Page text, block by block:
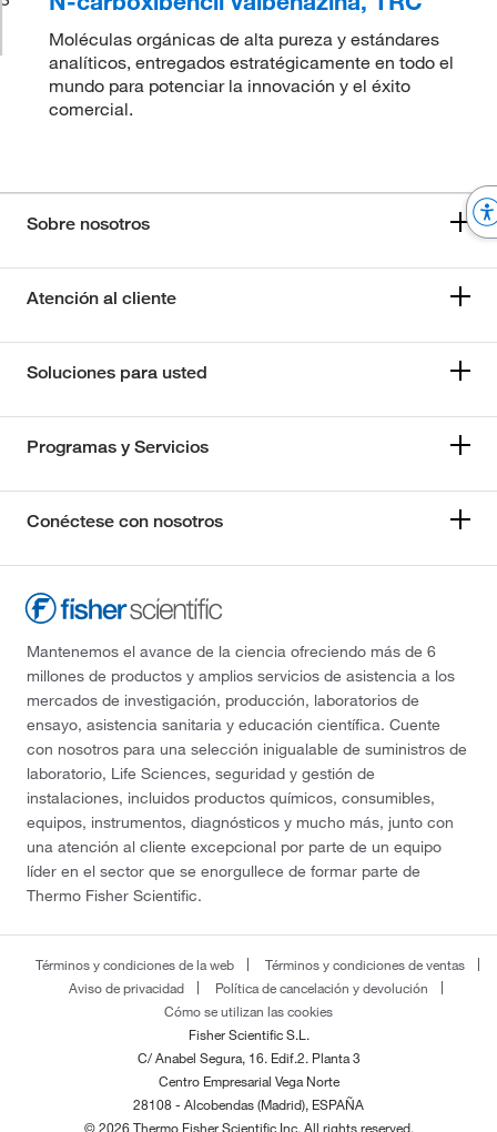
Moléculas orgánicas de alta pureza y estándares
analíticos, entregados estratégicamente en todo el
mundo para potenciar la innovación y el éxito
comercial.
Sobre nosotros
Atención al cliente
Soluciones para usted
Programas y Servicios
Conéctese con nosotros
Mantenemos el avance de la ciencia ofreciendo más de 6
millones de productos y amplios servicios de asistencia a los
mercados de investigación, producción, laboratorios de
ensayo, asistencia sanitaria y educación científica. Cuente
con nosotros para una selección inigualable de suministros de
laboratorio, Life Sciences, seguridad y gestión de
instalaciones, incluidos productos químicos, consumibles,
equipos, instrumentos, diagnósticos y mucho más, junto con
una atención al cliente excepcional por parte de un equipo
líder en el sector que se enorgullece de formar parte de
Thermo Fisher Scientific.
Términos y condiciones de la web
Términos y condiciones de ventas
Aviso de privacidad
Política de cancelación y devolución
Cómo se utilizan las cookies
Fisher Scientific S.L.
C/ Anabel Segura, 16. Edif.2. Planta 3
Centro Empresarial Vega Norte
28108 - Alcobendas (Madrid), ESPAÑA
© 2026 Thermo Fisher Scientific Inc. All rights reserved.